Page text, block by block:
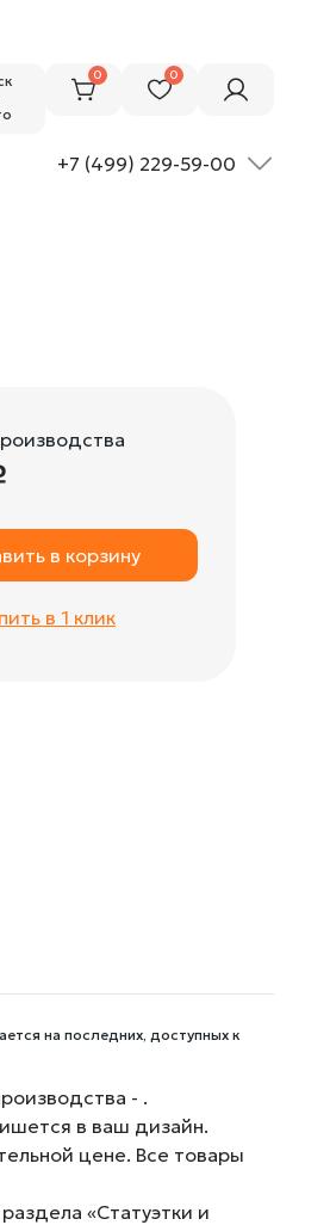
0 0
+7 (499) 229-59-00
в корзину
в 1 клик
на последних, доступных к
- .
в ваш дизайн.
цене. Все товары
«Статуэтки и